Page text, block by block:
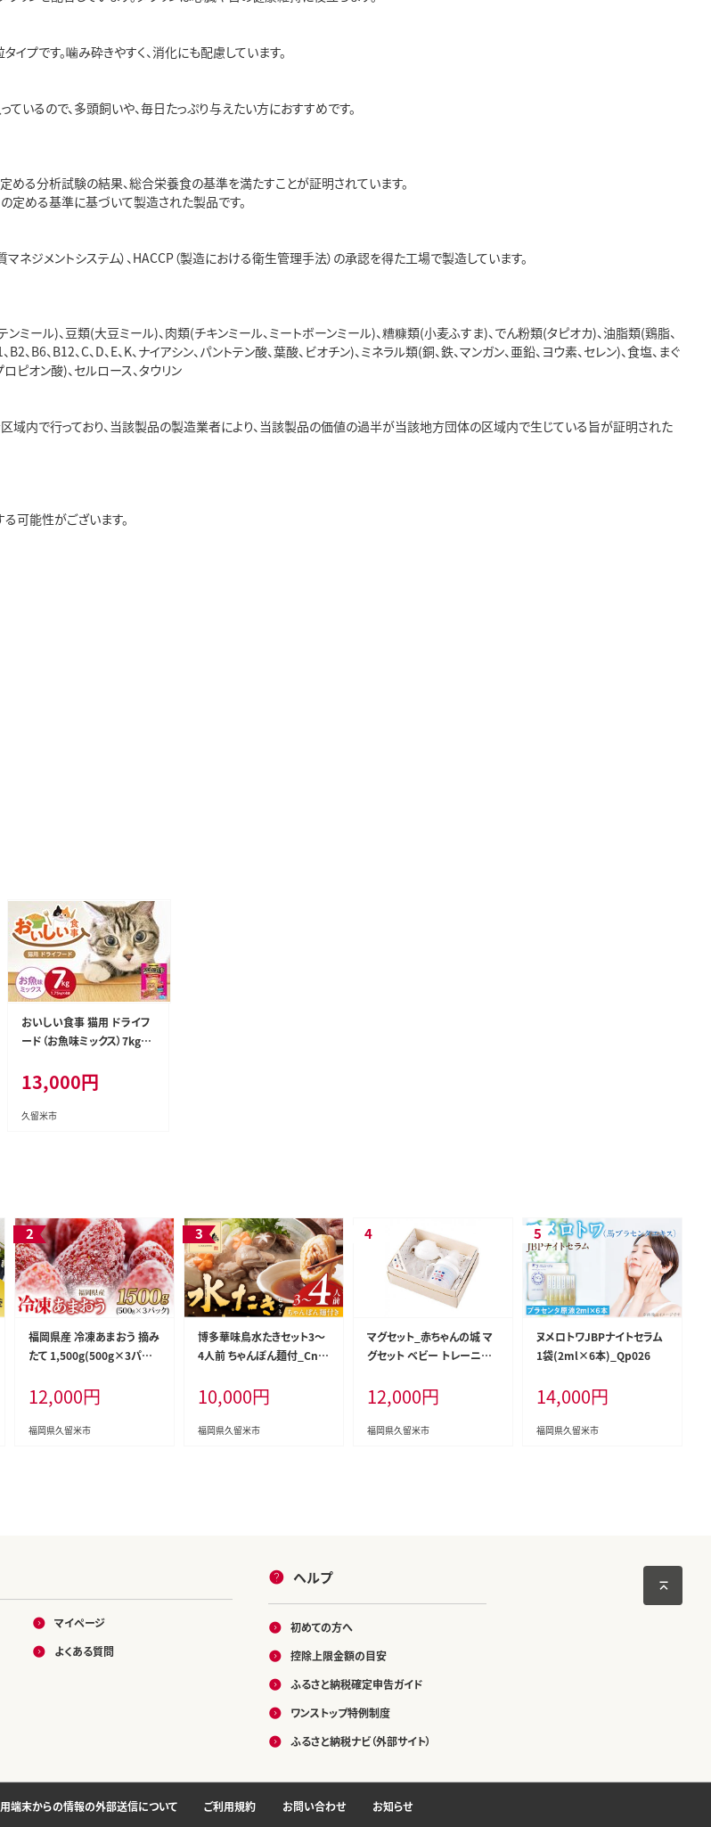
プです。噛み砕きやすく、消化にも配慮しています。
いるので、多頭飼いや、毎日たっぷり与えたい方におすすめです。
める分析試験の結果、総合栄養食の基準を満たすことが証明されています。
定める基準に基づいて製造された製品です。
ネジメントシステム）、HACCP（製造における衛生管理手法）の承認を得た工場で製造しています。
ンミール)、豆類(大豆ミール)、肉類(チキンミール、ミートボーンミール)、糟糠類(小麦ふすま)、でん粉類(タピオカ)、油脂類(鶏脂、
、B6、B12、C、D、E、K、ナイアシン、パントテン酸、葉酸、ビオチン)、ミネラル類(銅、鉄、マンガン、亜鉛、ヨウ素、セレン)、食塩、まぐ
ピオン酸)、セルロース、タウリン
区域内で行っており、当該製品の製造業者により、当該製品の価値の過半が当該地方団体の区域内で生じている旨が証明された
可能性がございます。
おいしい食事 猫用 ドライフ
ード（お魚味ミックス）7kg_P
13,000円
久留米市
福岡県産 冷凍あまおう 摘み
たて 1,500g(500g×3パッ
12,000円
福岡県久留米市
博多華味鳥水たきセット3～
4人前 ちゃんぽん麺付_Cn0
10,000円
福岡県久留米市
マグセット_赤ちゃんの城 マ
グセット ベビー トレーニン
留米市 送料無料_Su001
12,000円
福岡県久留米市
ヌメロトワJBPナイトセラム
1袋(2ml×6本)_Qp026
14,000円
福岡県久留米市
マイページ
よくある質問
ヘルプ
初めての方へ
控除上限金額の目安
ふるさと納税確定申告ガイド
ワンストップ特例制度
ふるさと納税ナビ（外部サイト）
端末からの情報の外部送信について ご利用規約 お問い合わせ お知らせ